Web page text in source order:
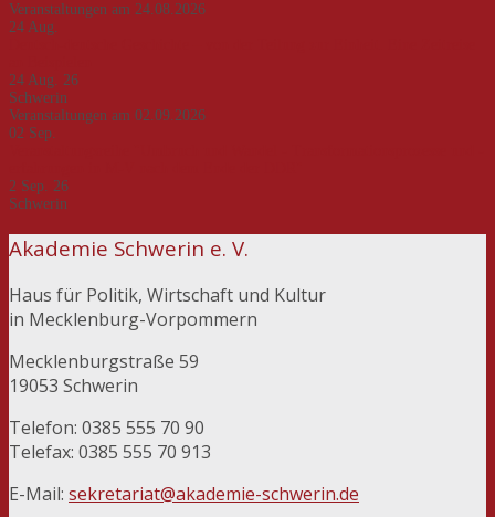
Veranstaltungen am 24.08.2026
24 Aug.
24 Aug. 26
Schwerin
Veranstaltungen am 02.09.2026
02 Sep.
2 Sep. 26
Schwerin
Akademie Schwerin e. V.
Haus für Politik, Wirtschaft und Kultur
in Mecklenburg-Vorpommern
Mecklenburgstraße 59
19053 Schwerin
Telefon: 0385 555 70 90
Telefax: 0385 555 70 913
E-Mail: sekretariat@akademie-schwerin.de